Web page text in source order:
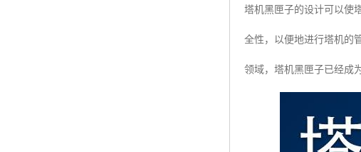
塔机黑匣子的设计可以使
全性，以便地进行塔机的
领域，塔机黑匣子已经成